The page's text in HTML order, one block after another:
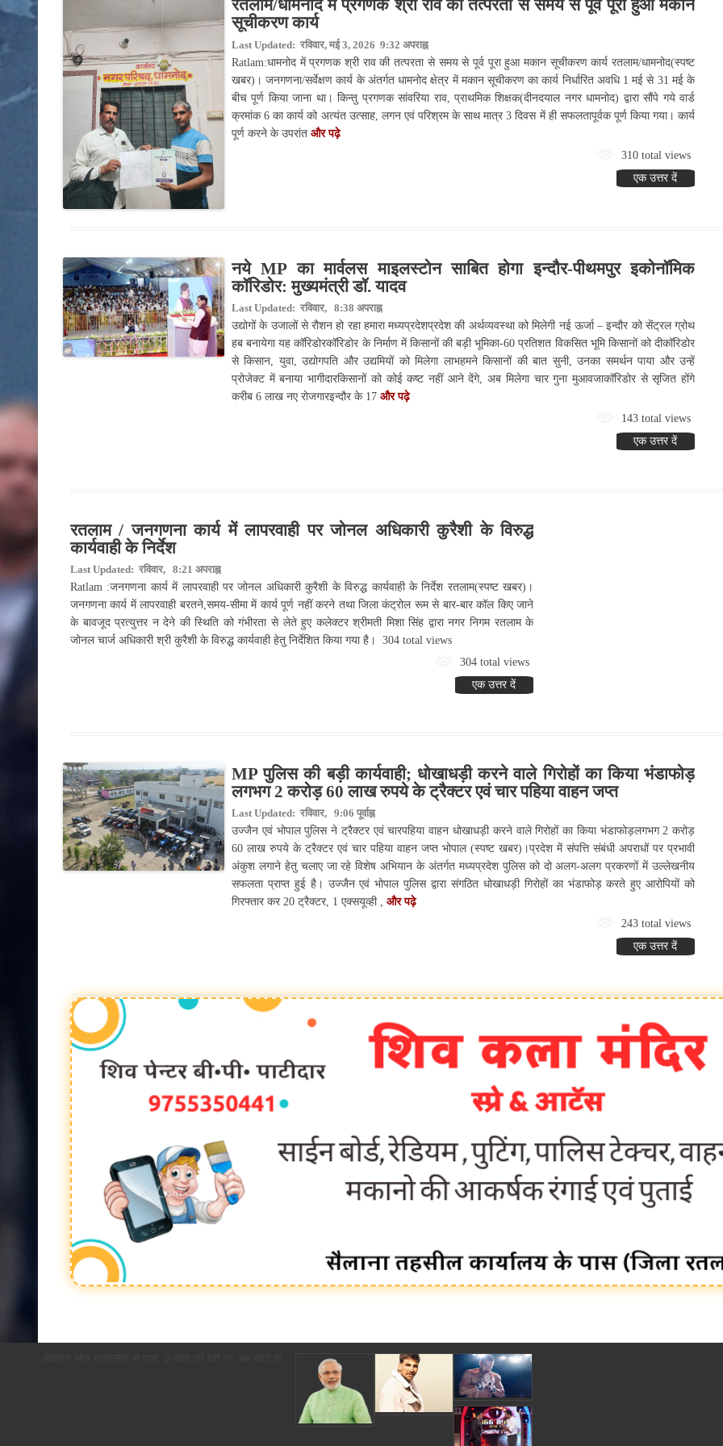
रतलाम/धामनोद में प्रगणक श्री राव की तत्परता से समय से पूर्व पूरा हुआ मकान
सूचीकरण कार्य
Last Updated: रविवार, मई 3, 2026 9:32 अपराह्न
Ratlam:धामनोद में प्रगणक श्री राव की तत्परता से समय से पूर्व पूरा हुआ मकान सूचीकरण कार्य रतलाम/धामनोद(स्पष्ट
खबर)। जनगणना/सर्वेक्षण कार्य के अंतर्गत धामनोद क्षेत्र में मकान सूचीकरण का कार्य निर्धारित अवधि 1 मई से 31 मई के
बीच पूर्ण किया जाना था। किन्तु प्रगणक सांवरिया राव, प्राथमिक शिक्षक(दीनदयाल नगर धामनोद) द्वारा सौंपे गये वार्ड
क्रमांक 6 का कार्य को अत्यंत उत्साह, लगन एवं परिश्रम के साथ मात्र 3 दिवस में ही सफलतापूर्वक पूर्ण किया गया। कार्य
पूर्ण करने के उपरांत और पढ़े
310 total views
एक उत्तर दें
नये MP का मार्वलस माइलस्टोन साबित होगा इन्दौर-पीथमपुर इकोनॉमिक
कॉरिडोर: मुख्यमंत्री डॉ. यादव
Last Updated: रविवार, 8:38 अपराह्न
उद्योगों के उजालों से रौशन हो रहा हमारा मध्यप्रदेशप्रदेश की अर्थव्यवस्था को मिलेगी नई ऊर्जा – इन्दौर को सेंट्रल ग्रोथ
हब बनायेगा यह कॉरिडोरकॉरिडोर के निर्माण में किसानों की बड़ी भूमिका-60 प्रतिशत विकसित भूमि किसानों को दीकॉरिडोर
से किसान, युवा, उद्योगपति और उद्यमियों को मिलेगा लाभहमने किसानों की बात सुनी, उनका समर्थन पाया और उन्हें
प्रोजेक्ट में बनाया भागीदारकिसानों को कोई कष्ट नहीं आने देंगे, अब मिलेगा चार गुना मुआवजाकॉरिडोर से सृजित होंगे
करीब 6 लाख नए रोजगारइन्दौर के 17 और पढ़े
143 total views
एक उत्तर दें
रतलाम / जनगणना कार्य में लापरवाही पर जोनल अधिकारी कुरैशी के विरुद्ध
कार्यवाही के निर्देश
Last Updated: रविवार, 8:21 अपराह्न
Ratlam :जनगणना कार्य में लापरवाही पर जोनल अधिकारी कुरैशी के विरुद्ध कार्यवाही के निर्देश रतलाम(स्पष्ट खबर)।
जनगणना कार्य में लापरवाही बरतने,समय-सीमा में कार्य पूर्ण नहीं करने तथा जिला कंट्रोल रूम से बार-बार कॉल किए जाने
के बावजूद प्रत्युत्तर न देने की स्थिति को गंभीरता से लेते हुए कलेक्टर श्रीमती मिशा सिंह द्वारा नगर निगम रतलाम के
जोनल चार्ज अधिकारी श्री कुरैशी के विरुद्ध कार्यवाही हेतु निर्देशित किया गया है। 304 total views
304 total views
एक उत्तर दें
MP पुलिस की बड़ी कार्यवाही; धोखाधड़ी करने वाले गिरोहों का किया भंडाफोड़
लगभग 2 करोड़ 60 लाख रुपये के ट्रैक्टर एवं चार पहिया वाहन जप्त
Last Updated: रविवार, 9:06 पूर्वाह्न
उज्जैन एवं भोपाल पुलिस ने ट्रैक्टर एवं चारपहिया वाहन धोखाधड़ी करने वाले गिरोहों का किया भंडाफोड़लगभग 2 करोड़
60 लाख रुपये के ट्रैक्टर एवं चार पहिया वाहन जप्त भोपाल (स्पष्ट खबर)।प्रदेश में संपत्ति संबंधी अपराधों पर प्रभावी
अंकुश लगाने हेतु चलाए जा रहे विशेष अभियान के अंतर्गत मध्यप्रदेश पुलिस को दो अलग-अलग प्रकरणों में उल्लेखनीय
सफलता प्राप्त हुई है। उज्जैन एवं भोपाल पुलिस द्वारा संगठित धोखाधड़ी गिरोहों का भंडाफोड़ करते हुए आरोपियों को
गिरफ्तार कर 20 ट्रैक्टर, 1 एक्सयूव्ही , और पढ़े
243 total views
एक उत्तर दें
देश:- जन्म-
पंजीकरण बिल राज्यसभा से पास, 2 साल की देरी पर अब कोर्ट के आदेश से ही होगा रजिस्ट्रेशन chief editor Uttam Sharma. mk choudhary Spasht.K@gmail.com .